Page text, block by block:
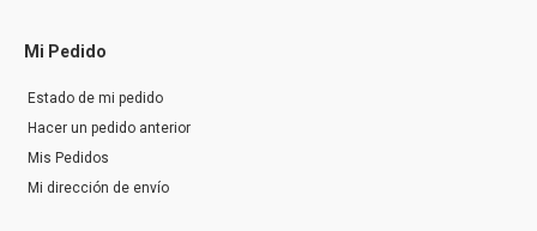
Mi Pedido
Estado de mi pedido
Hacer un pedido anterior
Mis Pedidos
Mi dirección de envío